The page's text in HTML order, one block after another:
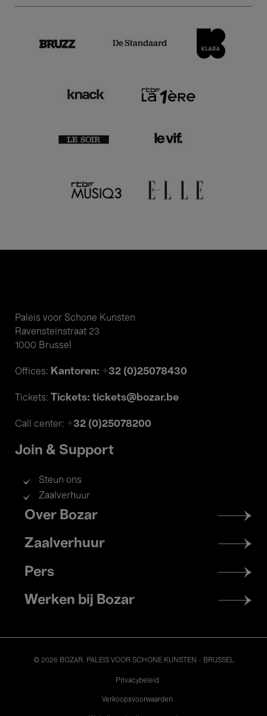
Paleis voor Schone Kunsten
Ravensteinstraat 23
1000 Brussel
Offices: Kantoren: +32 (0)25078430
Tickets: Tickets: tickets@bozar.be
Call center: +32 (0)25078200
Join & Support
Steun ons
Zaalverhuur
Footer
menu
Over Bozar
Zaalverhuur
Pers
Werken bij Bozar
© 2026 BOZAR. PALEIS VOOR SCHONE KUNSTEN - BRUSSEL
Privacybeleid
Verkoopsvoorwaarden